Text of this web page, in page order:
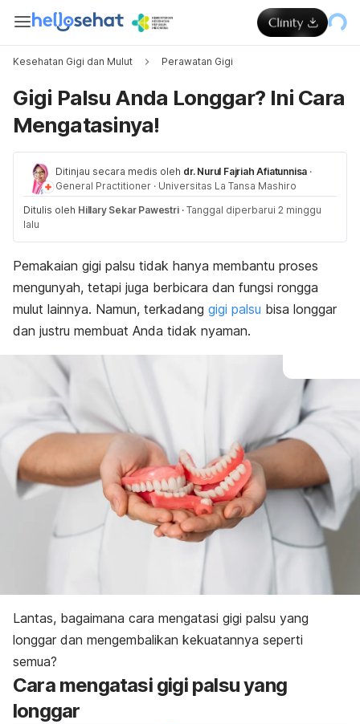
Kesehatan Gigi dan Mulut Perawatan Gigi
Gigi Palsu Anda Longgar? Ini Cara
Mengatasinya!
Ditinjau secara medis oleh dr. Nurul Fajriah Afiatunnisa ·
General Practitioner · Universitas La Tansa Mashiro
Ditulis oleh Hillary Sekar Pawestri · Tanggal diperbarui 2 minggu
lalu
Pemakaian gigi palsu tidak hanya membantu proses
mengunyah, tetapi juga berbicara dan fungsi rongga
mulut lainnya. Namun, terkadang gigi palsu bisa longgar
dan justru membuat Anda tidak nyaman.
Lantas, bagaimana cara mengatasi gigi palsu yang
longgar dan mengembalikan kekuatannya seperti
semua?
Cara mengatasi gigi palsu yang
longgar